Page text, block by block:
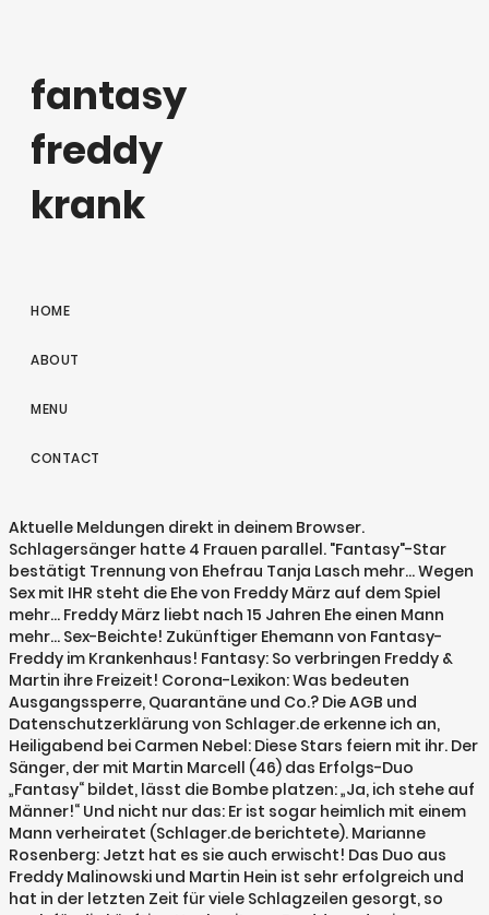
fantasy
freddy
krank
HOME
ABOUT
MENU
CONTACT
Aktuelle Meldungen direkt in deinem Browser.
Schlagersänger hatte 4 Frauen parallel. "Fantasy"-Star
bestätigt Trennung von Ehefrau Tanja Lasch mehr... Wegen
Sex mit IHR steht die Ehe von Freddy März auf dem Spiel
mehr... Freddy März liebt nach 15 Jahren Ehe einen Mann
mehr... Sex-Beichte! Zukünftiger Ehemann von Fantasy-
Freddy im Krankenhaus! Fantasy: So verbringen Freddy &
Martin ihre Freizeit! Corona-Lexikon: Was bedeuten
Ausgangssperre, Quarantäne und Co.? Die AGB und
Datenschutz­erklärung von Schlager.de erkenne ich an,
Heiligabend bei Carmen Nebel: Diese Stars feiern mit ihr. Der
Sänger, der mit Martin Marcell (46) das Erfolgs-Duo
„Fantasy“ bildet, lässt die Bombe platzen: „Ja, ich stehe auf
Männer!“ Und nicht nur das: Er ist sogar heimlich mit einem
Mann verheiratet (Schlager.de berichtete). Marianne
Rosenberg: Jetzt hat es sie auch erwischt! Das Duo aus
Freddy Malinowski und Martin Hein ist sehr erfolgreich und
hat in der letzten Zeit für viele Schlagzeilen gesorgt, so